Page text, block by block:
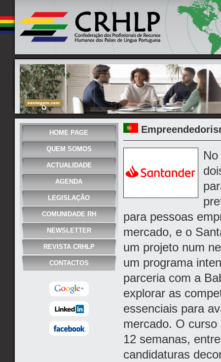
HOME PAGE
QUEM SOMOS
ACTUALIDADE
AGENDA
LEGISLAÇÃO
COMUNIDADE RH
NEWSLETTER
REVISTA CRHLP
CONTACTOS
para pessoas
mercado, e o
um projeto num
um programa
parceria com a
explorar as
essenciais para
mercado. O curso
12 semanas,
candidaturas